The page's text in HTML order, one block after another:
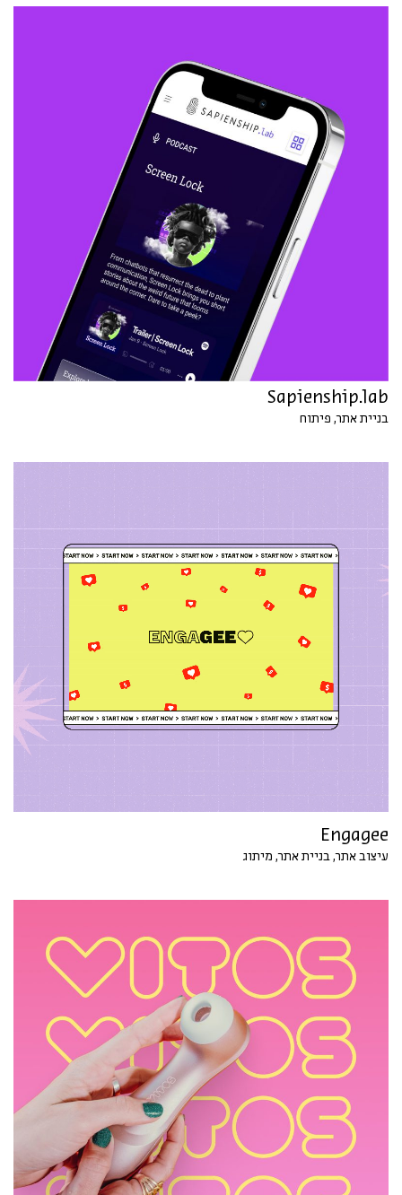
Sapienship.lab
בניית אתר, פיתוח
Engagee
עיצוב אתר, בניית אתר, מיתוג